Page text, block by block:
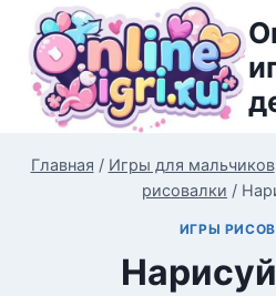
Перейти
содержимому
Главная / Игры для мальчиков
рисовалки /
ИГРЫ